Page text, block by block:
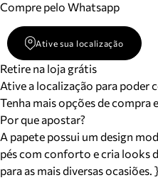
Compre pelo Whatsapp
Ative sua localização
Retire na loja grátis
Ative a localização para poder
Tenha mais opções de compra
Por que apostar?
A papete possui um design
pés com conforto e cria looks
para as mais diversas ocasiões. }